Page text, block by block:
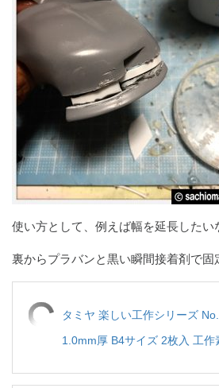
使い方として、例えば幅を延長したい
裏からプラバンと黒い瞬間接着剤で固
タミヤ 楽しい工作シリーズ
1.0mm厚 B4サイズ 2枚入 工作